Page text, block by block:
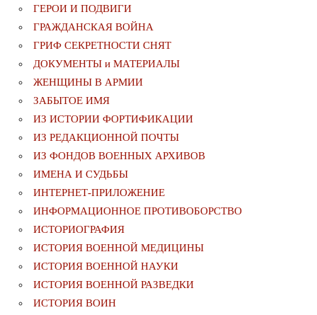
ГЕРОИ И ПОДВИГИ
ГРАЖДАНСКАЯ ВОЙНА
ГРИФ СЕКРЕТНОСТИ СНЯТ
ДОКУМЕНТЫ и МАТЕРИАЛЫ
ЖЕНЩИНЫ В АРМИИ
ЗАБЫТОЕ ИМЯ
ИЗ ИСТОРИИ ФОРТИФИКАЦИИ
ИЗ РЕДАКЦИОННОЙ ПОЧТЫ
ИЗ ФОНДОВ ВОЕННЫХ АРХИВОВ
ИМЕНА И СУДЬБЫ
ИНТЕРНЕТ-ПРИЛОЖЕНИЕ
ИНФОРМАЦИОННОЕ ПРОТИВОБОРСТВО
ИСТОРИОГРАФИЯ
ИСТОРИЯ ВОЕННОЙ МЕДИЦИНЫ
ИСТОРИЯ ВОЕННОЙ НАУКИ
ИСТОРИЯ ВОЕННОЙ РАЗВЕДКИ
ИСТОРИЯ ВОИН